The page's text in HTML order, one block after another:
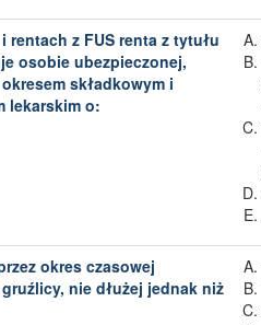
z FUS renta z tytułu
osobie ubezpieczonej,
składkowym i
lekarskim o:
okres czasowej
nie dłużej jednak niż